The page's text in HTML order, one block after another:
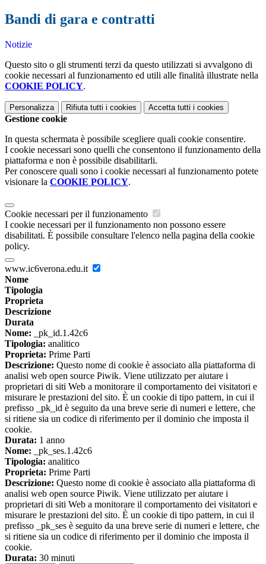
Bandi di gara e contratti
Notizie
Questo sito o gli strumenti terzi da questo utilizzati si avvalgono di
cookie necessari al funzionamento ed utili alle finalità illustrate nella
COOKIE POLICY.
Personalizza Rifiuta tutti i cookies Accetta tutti i cookies
Gestione cookie
In questa schermata è possibile scegliere quali cookie consentire.
I cookie necessari sono quelli che consentono il funzionamento della
piattaforma e non è possibile disabilitarli.
Per conoscere quali sono i cookie necessari al funzionamento potete
visionare la COOKIE POLICY.
Cookie necessari per il funzionamento
I cookie necessari per il funzionamento non possono essere
disabilitati. È possibile consultare l'elenco nella pagina della cookie
policy.
www.ic6verona.edu.it
Nome
Tipologia
Proprieta
Descrizione
Durata
Nome: _pk_id.1.42c6
Tipologia: analitico
Proprieta: Prime Parti
Descrizione: Questo nome di cookie è associato alla piattaforma di
analisi web open source Piwik. Viene utilizzato per aiutare i
proprietari di siti Web a monitorare il comportamento dei visitatori e
misurare le prestazioni del sito. È un cookie di tipo pattern, in cui il
prefisso _pk_id è seguito da una breve serie di numeri e lettere, che
si ritiene sia un codice di riferimento per il dominio che imposta il
cookie.
Durata: 1 anno
Nome: _pk_ses.1.42c6
Tipologia: analitico
Proprieta: Prime Parti
Descrizione: Questo nome di cookie è associato alla piattaforma di
analisi web open source Piwik. Viene utilizzato per aiutare i
proprietari di siti Web a monitorare il comportamento dei visitatori e
misurare le prestazioni del sito. È un cookie di tipo pattern, in cui il
prefisso _pk_ses è seguito da una breve serie di numeri e lettere, che
si ritiene sia un codice di riferimento per il dominio che imposta il
cookie.
Durata: 30 minuti